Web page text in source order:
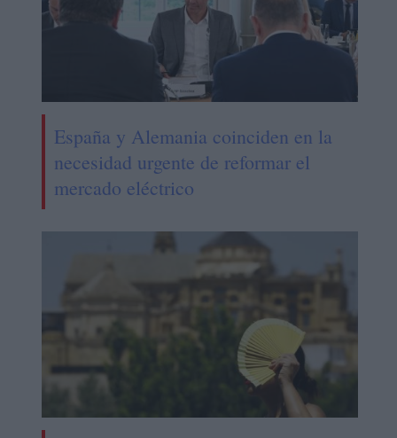
España y Alemania coinciden en la
necesidad urgente de reformar el
mercado eléctrico